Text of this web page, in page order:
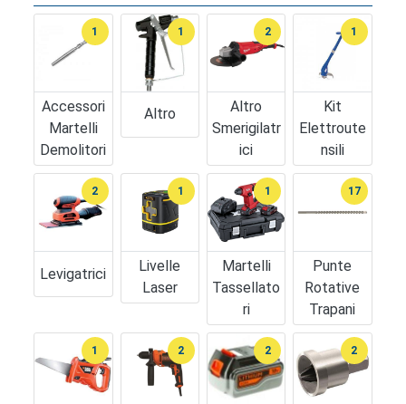
Accessori
Martelli
Demolitori
1
Altro
1
Altro
Smerigilatr
Ici
2
Kit
Elettroute
Nsili
1
Levigatrici
2
Livelle
Laser
1
Martelli
Tassellato
Ri
1
Punte
Rotative
Trapani
17
1 2 2 2